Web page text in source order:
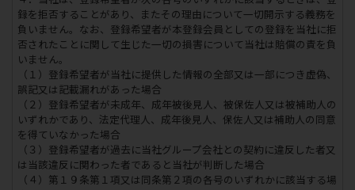
録を拒否することがあり、またその理由について一切開示する義務を
負いません。なお、登録希望者が本登録会員としての登録を当社に拒
否されたことに関して生じた一切の損害について当社は賠償の責を負
いません。
（１）登録希望者が当社に提供した情報の全部又は一部につき虚偽、
誤記又は記載漏れがあった場合
（２）登録希望者が未成年、成年被後見人、被保佐人又は被補助人の
いずれかであり、法定代理人、成年後見人、保佐人又は補助人の同意
を得ていなかった場合
（３）登録希望者が過去に当社グループ会社との契約に違反した者又
は当該違反に関わった者であると当社が判断した場合
（４）第１９条第１項又は同条第２項の各号のいずれかに該当する場